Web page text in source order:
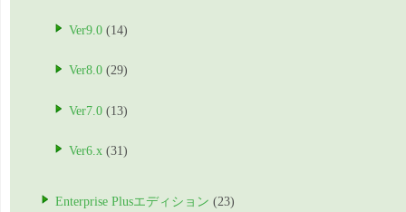
Ver9.0 (14)
Ver8.0 (29)
Ver7.0 (13)
Ver6.x (31)
Enterprise Plusエディション (23)